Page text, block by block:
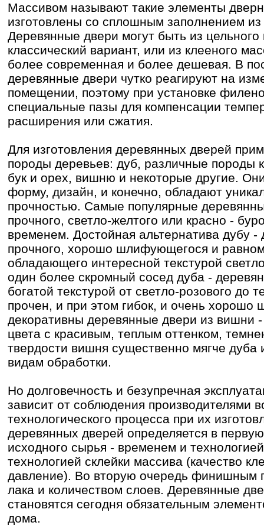
Массивом называют такие элементы
изготовлены со сплошным заполнением
Деревянные двери могут быть из цельного
классический вариант, или из клееного
более современная и более дешевая. В
деревянные двери чутко реагируют на
помещении, поэтому при установке
специальные пазы для компенсации
расширения или сжатия.
Для изготовления деревянных дверей
породы деревьев: дуб, различные породы
бук и орех, вишню и некоторые другие.
форму, дизайн, и конечно, обладают
прочностью. Самые популярные
прочного, светло-желтого или красно -
временем. Достойная альтернатива дубу -
прочного, хорошо шлифующегося и
обладающего интересной текстурой
один более скромный сосед дуба -
богатой текстурой от светло-розового до
прочен, и при этом гибок, и очень
декоративны деревянные двери из вишни -
цвета с красивым, теплым оттенком,
твердости вишня существенно мягче
видам обработки.
Но долговечность и безупречная
зависит от соблюдения производителями
технологического процесса при их
деревянных дверей определяется в
исходного сырья - временем и
технологией склейки массива (качество
давление). Во вторую очередь финишным
лака и количеством слоев. Деревянные
становятся сегодня обязательным
дома.